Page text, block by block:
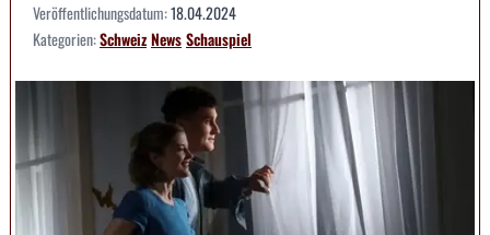
Veröffentlichungsdatum:18.04.2024
Kategorien:SchweizNewsSchauspiel